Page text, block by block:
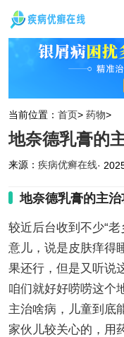
当前位置： 首页> 药物>
地奈德乳膏的
来源： 疾病优癣在线·
地奈德乳膏的主
较近后台收到不少“
意儿，说是皮肤痒得
果还行，但是又听说
咱们就好好唠唠这个
主治啥病，儿童到底
家伙儿较关心的，用